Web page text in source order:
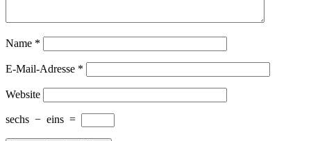
Name *
E-Mail-Adresse *
Website
sechs − eins =